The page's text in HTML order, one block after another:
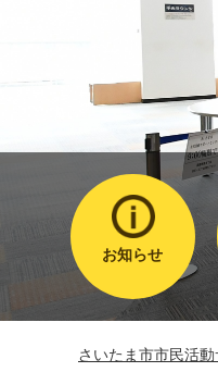
お知らせ
さいたま市市民活